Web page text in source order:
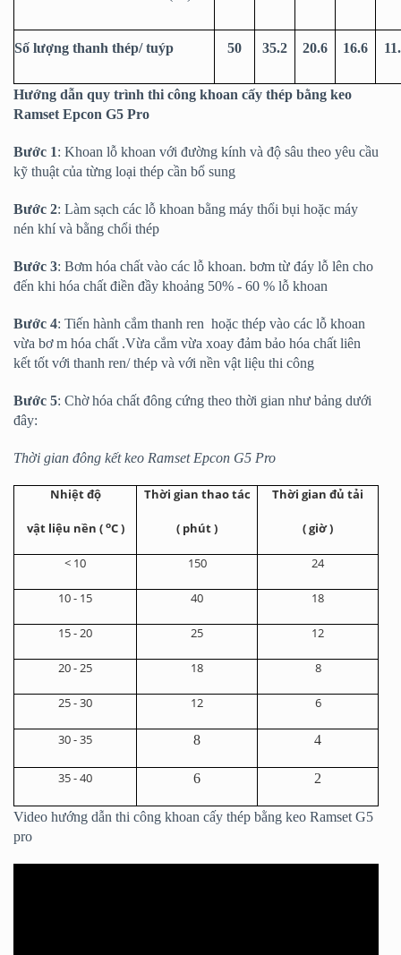
Số lượng thanh thép/ tuýp 50 35.2 20.6 16.6
Hướng dẫn quy trình thi công khoan cấy thép bằng keo
Ramset Epcon G5 Pro
Bước 1: Khoan lỗ khoan với đường kính và độ sâu theo yêu cầu
kỹ thuật của từng loại thép cần bổ sung
Bước 2: Làm sạch các lỗ khoan bằng máy thổi bụi hoặc máy
nén khí và bằng chổi thép
Bước 3: Bơm hóa chất vào các lỗ khoan. bơm từ đáy lỗ lên cho
đến khi hóa chất điền đầy khoảng 50% - 60 % lỗ khoan
Bước 4: Tiến hành cắm thanh ren hoặc thép vào các lỗ khoan
vừa bơ m hóa chất .Vừa cắm vừa xoay đảm bảo hóa chất liên
kết tốt với thanh ren/ thép và với nền vật liệu thi công
Bước 5: Chờ hóa chất đông cứng theo thời gian như bảng dưới
đây:
Thời gian đông kết keo Ramset Epcon G5 Pro
Nhiệt độ
vật liệu nền ( oC )
Thời gian thao tác
( phút )
Thời gian đủ tải
( giờ )
< 10 150 24
10 - 15 40 18
15 - 20 25 12
20 - 25 18 8
25 - 30 12 6
30 - 35 8 4
35 - 40 6 2
Video hướng dẫn thi công khoan cấy thép bằng keo Ramset G5
pro